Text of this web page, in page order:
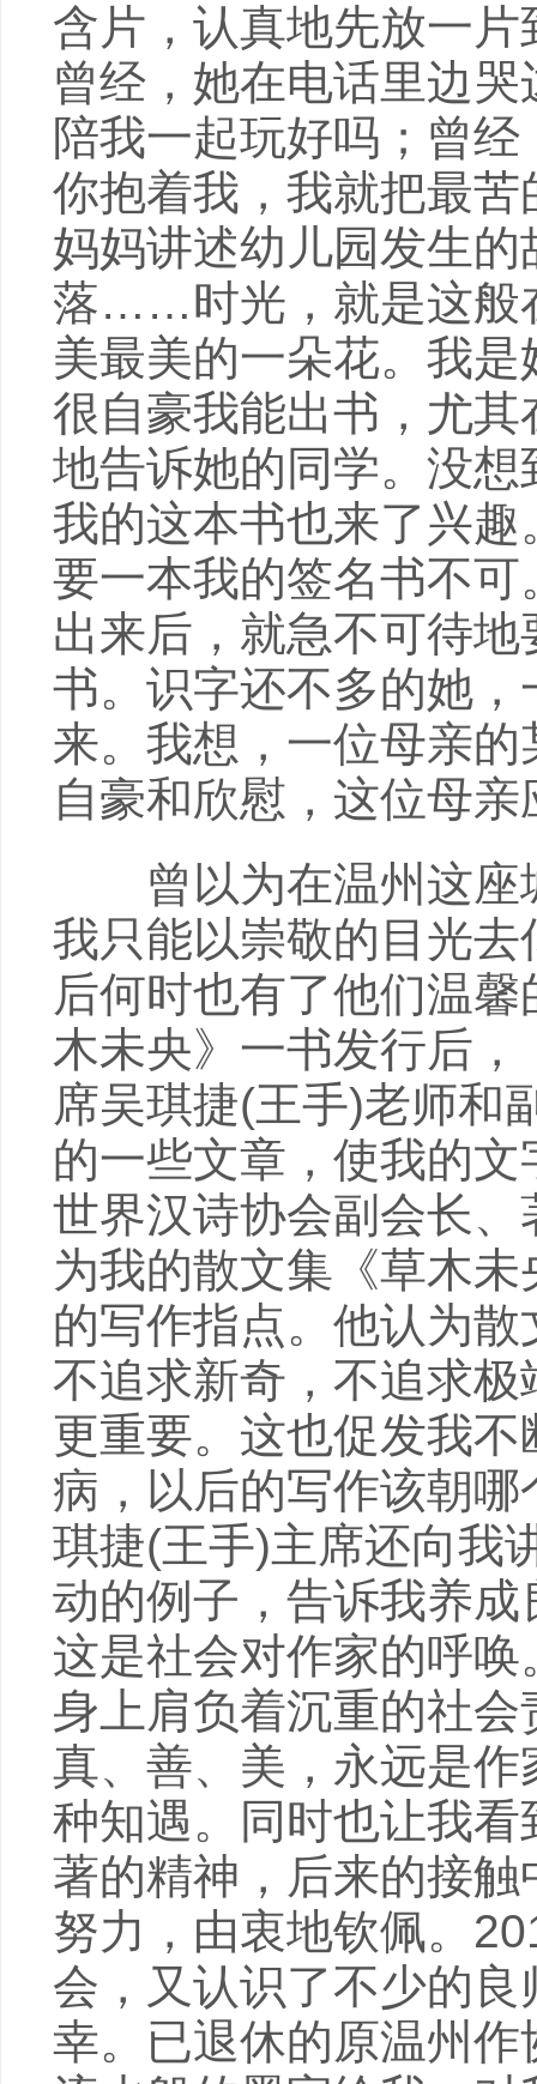
含片，认真地先放一
曾经，她在电话里边
陪我一起玩好吗；曾
你抱着我，我就把最
妈妈讲述幼儿园发生
落……时光，就是这般
美最美的一朵花。我
很自豪我能出书，尤
地告诉她的同学。没
我的这本书也来了兴
要一本我的签名书不
出来后，就急不可待
书。识字还不多的她
来。我想，一位母亲
自豪和欣慰，这位母
曾以为在温州这座
我只能以崇敬的目光
后何时也有了他们温
木未央》一书发行后
席吴琪捷(王手)老师和
的一些文章，使我的
世界汉诗协会副会长
为我的散文集《草木
的写作指点。他认为
不追求新奇，不追求
更重要。这也促发我
病，以后的写作该朝
琪捷(王手)主席还向我
动的例子，告诉我养
这是社会对作家的呼
身上肩负着沉重的社
真、善、美，永远是
种知遇。同时也让我
著的精神，后来的接
努力，由衷地钦佩。
会，又认识了不少的
幸。已退休的原温州